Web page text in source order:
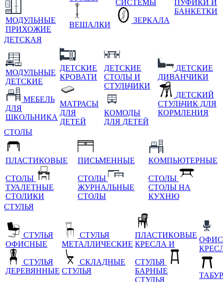
МОДУЛЬНЫЕ
ПРИХОЖИЕ
ВЕШАЛКИ
СИСТЕМЫ
ЗЕРКАЛА
ПУФИКИ И
БАНКЕТКИ
ДЕТСКАЯ
МОДУЛЬНЫЕ
ДЕТСКИЕ
МЕБЕЛЬ
ДЛЯ
ШКОЛЬНИКА
ДЕТСКИЕ
КРОВАТИ
МАТРАСЫ
ДЛЯ
ДЕТЕЙ
ДЕТСКИЕ
СТОЛЫ И
СТУЛЬЧИКИ
КОМОДЫ
ДЛЯ ДЕТЕЙ
ДЕТСКИЕ
ДИВАНЧИКИ
ДЕТСКИЙ
СТУЛЬЧИК ДЛЯ
КОРМЛЕНИЯ
СТОЛЫ
ПЛАСТИКОВЫЕ
СТОЛЫ
ТУАЛЕТНЫЕ
СТОЛИКИ
ПИСЬМЕННЫЕ
СТОЛЫ
ЖУРНАЛЬНЫЕ
СТОЛЫ
КОМПЬЮТЕРНЫЕ
СТОЛЫ
СТОЛЫ НА
КУХНЮ
СТУЛЬЯ
СТУЛЬЯ
ОФИСНЫЕ
СТУЛЬЯ
ДЕРЕВЯННЫЕ
СТУЛЬЯ
МЕТАЛЛИЧЕСКИЕ
СКЛАДНЫЕ
СТУЛЬЯ
ПЛАСТИКОВЫЕ
КРЕСЛА И
СТУЛЬЯ
БАРНЫЕ
СТУЛЬЯ